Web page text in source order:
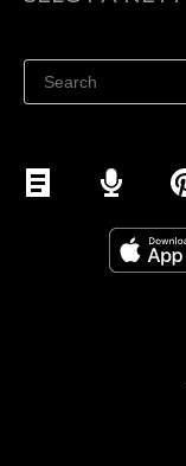
Pris
Selg på Facebook
Selg på Instagram